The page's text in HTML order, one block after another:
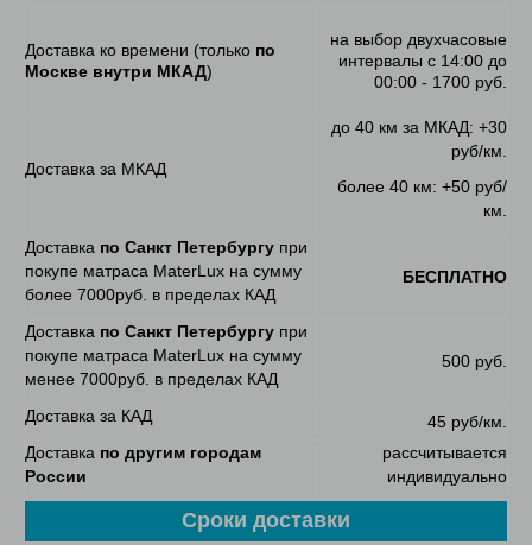
Доставка ко времени (только по
Москве внутри МКАД)
на выбор двухчасовые
интервалы с 14:00 до
00:00 - 1700 руб.
Доставка за МКАД
до 40 км за МКАД: +30
руб/км.
более 40 км: +50 руб/
км.
Доставка по Санкт Петербургу при
покупе матраса MaterLux на сумму
более 7000руб. в пределах КАД
БЕСПЛАТНО
Доставка по Санкт Петербургу при
покупе матраса MaterLux на сумму
менее 7000руб. в пределах КАД
500 руб.
Доставка за КАД
45 руб/км.
Доставка по другим городам
России
рассчитывается
индивидуально
Сроки доставки